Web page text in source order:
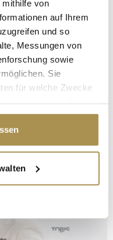
von
auf Ihrem
und so
Messungen von
sowie
Sie
für welche Zwecke
auf das Privacy
Lage
Meter genau sein
identifizieren